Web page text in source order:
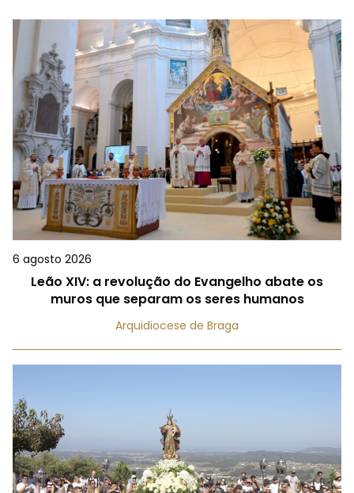
6 agosto 2026
Leão XIV: a revolução do Evangelho abate os
muros que separam os seres humanos
Arquidiocese de Braga